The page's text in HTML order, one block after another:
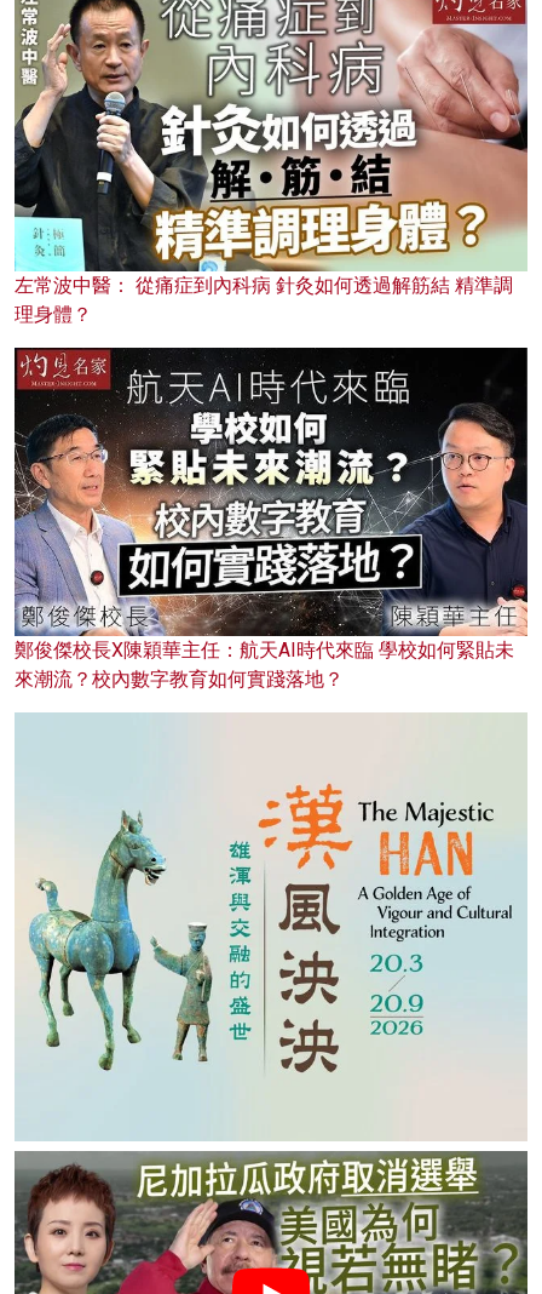
左常波中醫： 從痛症到內科病 針灸如何透過解筋結 精準調
理身體？
鄭俊傑校長X陳穎華主任：航天AI時代來臨 學校如何緊貼未
來潮流？校內數字教育如何實踐落地？